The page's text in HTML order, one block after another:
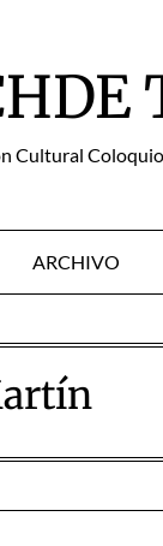
Cultural
ARCHIVO